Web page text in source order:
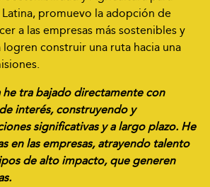
promuevo la adopción de
a las empresas más sostenibles y
construir una ruta hacia una
tra bajado directamente con
interés, construyendo y
significativas y a largo plazo. He
en las empresas, atrayendo talento
de alto impacto, que generen